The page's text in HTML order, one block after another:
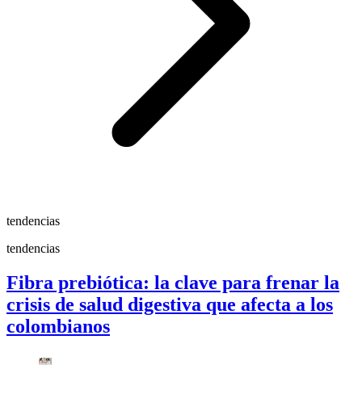
tendencias
tendencias
Fibra prebiótica: la clave para frenar la
crisis de salud digestiva que afecta a los
colombianos